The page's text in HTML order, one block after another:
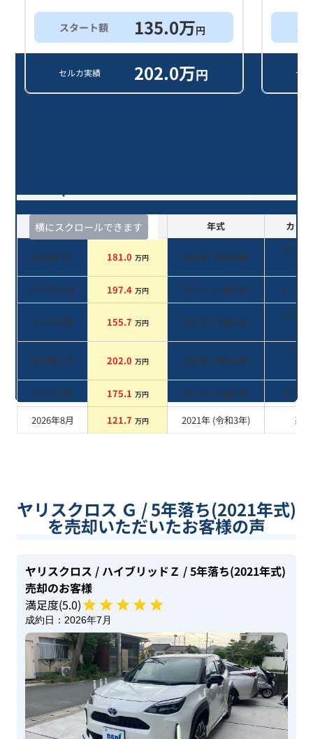
スタート額 135.0万円
セルカ実績 202.0万円 セ
横にスクロールできます
査定時期 セルカ実績 年式 カラー
2026年7月 181.0 万円 2021年 (令和3年)
ホワイ
系
2025年10月
197.4 万円 2021年 (令和3年) レッド
2025年4月 155.7 万円 2021年 (令和3年)
ブラッ
系
2024年11月 202.0 万円 2021年 (令和3年)
ブラッ
系
2023年4月
175.1 万円 2021年 (令和3年) その他
2026年8月
121.7 万円 2021年 (令和3年) 系
ヤリスクロス Ｇ / 5年落ち(2021年式)
を売却いただいたお客様の声
ヤリスクロス / ハイブリッドＺ / 5年落ち(2021年式)
売却のお客様
満足度(5.0)
成約日： 2026年7月